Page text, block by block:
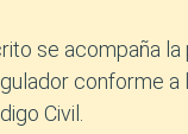
se acompaña la
conforme
Civil.